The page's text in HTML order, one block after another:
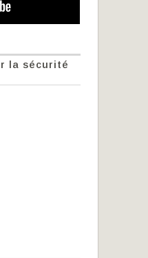
la sécurité